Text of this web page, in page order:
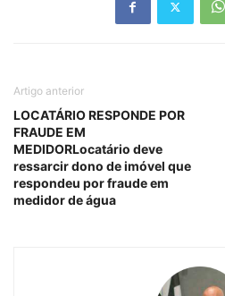
Artigo anterior
LOCATÁRIO RESPONDE POR
FRAUDE EM
MEDIDORLocatário deve
ressarcir dono de imóvel que
respondeu por fraude em
medidor de água